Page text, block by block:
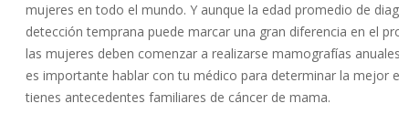
mujeres en todo el mundo. Y aunque la edad promedio de
detección temprana puede marcar una gran diferencia en el
las mujeres deben comenzar a realizarse mamografías anuales
es importante hablar con tu médico para determinar la mejor
tienes antecedentes familiares de cáncer de mama.